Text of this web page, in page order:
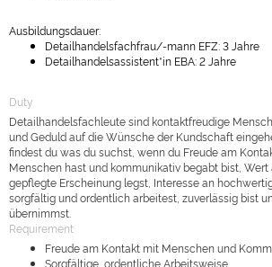
Ausbildungsdauer:
Detailhandelsfachfrau/-mann EFZ: 3 Jahre
Detailhandelsassistent*in EBA: 2 Jahre
Duty
Detailhandelsfachleute sind kontaktfreudige
und Geduld auf die Wünsche der Kundschaft
findest du was du suchst, wenn du Freude am
Menschen hast und kommunikativ begabt bist,
gepflegte Erscheinung legst, Interesse an
sorgfältig und ordentlich arbeitest, zuverlässig bist
übernimmst.
Requirement
Freude am Kontakt mit Menschen und
Sorgfältige, ordentliche Arbeitsweise